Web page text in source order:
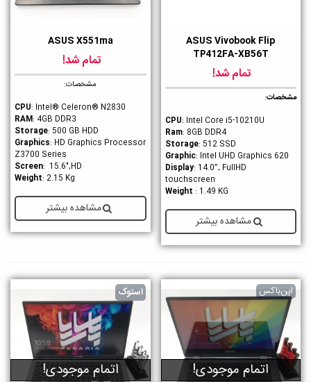
ASUS Vivobook Flip
TP412FA-XB56T
تمام شد!
مشخصات:
CPU: Intel Core i5-10210U
Ram: 8GB DDR4
Storage: 512 SSD
Graphic: Intel UHD Graphics 620
Display: 14.0”, FullHD
touchscreen
Weight : 1.49 KG
مشاهده بیشتر
ASUS X551ma
تمام شد!
مشخصات:
CPU: Intel® Celeron® N2830
RAM: 4GB DDR3
Storage: 500 GB HDD
Graphics: HD Graphics Processor
Z3700 Series
Screen: 15.6",HD
Weight: 2.15 Kg
مشاهده بیشتر
اپن‌باکس
اتمام موجودی!
استوک
اتمام موجودی!